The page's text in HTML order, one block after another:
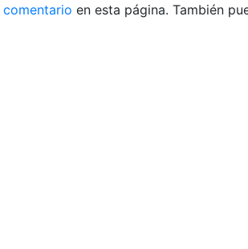
comentario en esta página. También